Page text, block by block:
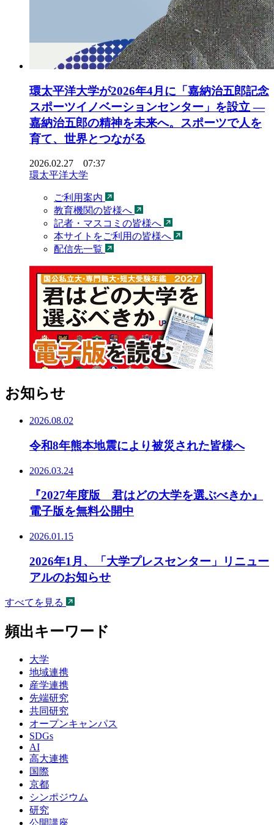
環太平洋大学が2026年4月に「嘉納治五郎記念
スポーツイノベーションセンター」を設立 ―
嘉納治五郎の精神を未来へ。スポーツで人を
育て、世界とつながる
2026.02.27 07:37
環太平洋大学
ご利用案内
教育機関の皆様へ
記者・マスコミの皆様へ
本サイトをご利用の皆様へ
配信先一覧
お知らせ
2026.08.02
令和8年熊本地震により被災された皆様へ
2026.03.24
『2027年度版 君はどの大学を選ぶべきか』
電子版を無料公開中
2026.01.15
2026年1月、「大学プレスセンター」リニュー
アルのお知らせ
すべてを見る
頻出キーワード
大学
地域連携
産学連携
先端研究
共同研究
オープンキャンパス
SDGs
AI
高大連携
国際
京都
シンポジウム
研究